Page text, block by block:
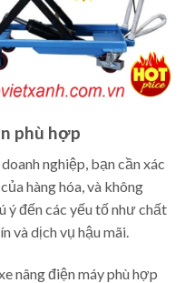
phù hợp
nghiệp, bạn cần xác
hàng hóa, và không
ý đến các yếu tố như chất
và dịch vụ hậu mãi.
nâng điện máy phù hợp